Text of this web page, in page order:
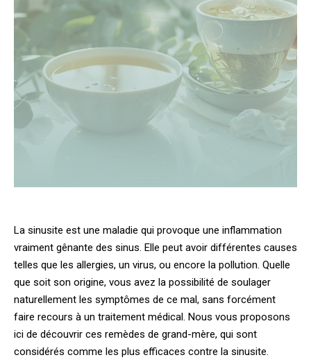
La sinusite est une maladie qui provoque une inflammation
vraiment gênante des sinus. Elle peut avoir différentes causes
telles que les allergies, un virus, ou encore la pollution. Quelle
que soit son origine, vous avez la possibilité de soulager
naturellement les symptômes de ce mal, sans forcément
faire recours à un traitement médical. Nous vous proposons
ici de découvrir ces remèdes de grand-mère, qui sont
considérés comme les plus efficaces contre la sinusite.